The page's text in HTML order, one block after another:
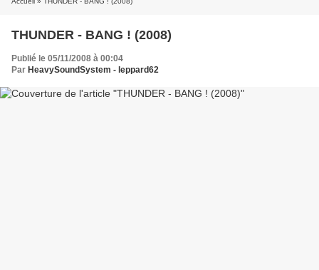
THUNDER - BANG ! (2008)
Publié le 05/11/2008 à 00:04
Par HeavySoundSystem - leppard62